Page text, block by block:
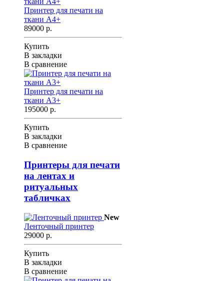
Принтер для печати на
ткани A4+
89000 р.
Купить
В закладки
В сравнение
Принтер для печати на
ткани A3+
195000 р.
Купить
В закладки
В сравнение
Принтеры для печати
на лентах и
ритуальных
табличках
New
Ленточный принтер
29000 р.
Купить
В закладки
В сравнение